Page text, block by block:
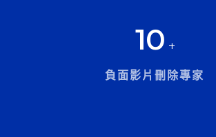
10 +
負面影片刪除專家